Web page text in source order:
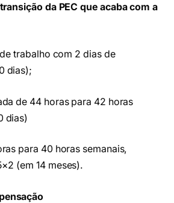
da PEC que acaba com a
trabalho com 2 dias de
dias);
de 44 horas para 42 horas
dias)
para 40 horas semanais,
(em 14 meses).